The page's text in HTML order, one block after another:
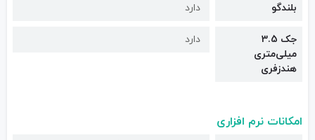
بلندگو دارد
جک 3.5
میلی‌متری
هندزفری
دارد
امکانات نرم افزاری